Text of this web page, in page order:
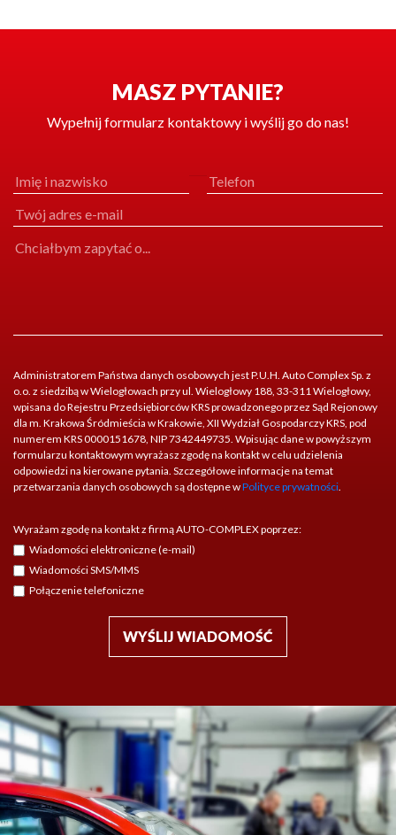
Kontakt
MASZ PYTANIE?
Wypełnij formularz kontaktowy i wyślij go do nas!
Administratorem Państwa danych osobowych jest P.U.H. Auto Complex Sp. z
o.o. z siedzibą w Wielogłowach przy ul. Wielogłowy 188, 33-311 Wielogłowy,
wpisana do Rejestru Przedsiębiorców KRS prowadzonego przez Sąd Rejonowy
dla m. Krakowa Śródmieścia w Krakowie, XII Wydział Gospodarczy KRS, pod
numerem KRS 0000151678, NIP 7342449735. Wpisując dane w powyższym
formularzu kontaktowym wyrażasz zgodę na kontakt w celu udzielenia
odpowiedzi na kierowane pytania. Szczegółowe informacje na temat
przetwarzania danych osobowych są dostępne wPolityce prywatności.
Wyrażam zgodę na kontakt z firmą AUTO-COMPLEX poprzez:
Wiadomości elektroniczne (e-mail)
Wiadomości SMS/MMS
Połączenie telefoniczne